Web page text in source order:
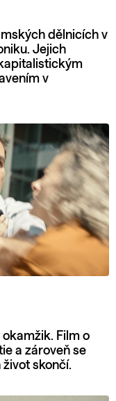
dělnicích v
Jejich
v
Film o
a zároveň se
život skončí.